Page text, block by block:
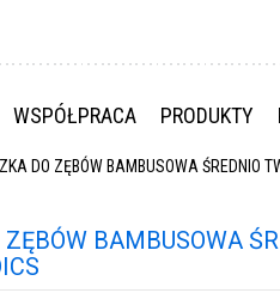
WSPÓŁPRACA PRODUKTY
DO ZĘBÓW BAMBUSOWA ŚREDNIO
BAMBUSOWA